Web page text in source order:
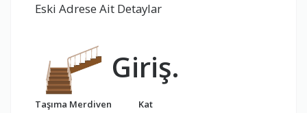
Eski Adrese Ait Detaylar
Taşıma Merdiven
Giriş.
Kat